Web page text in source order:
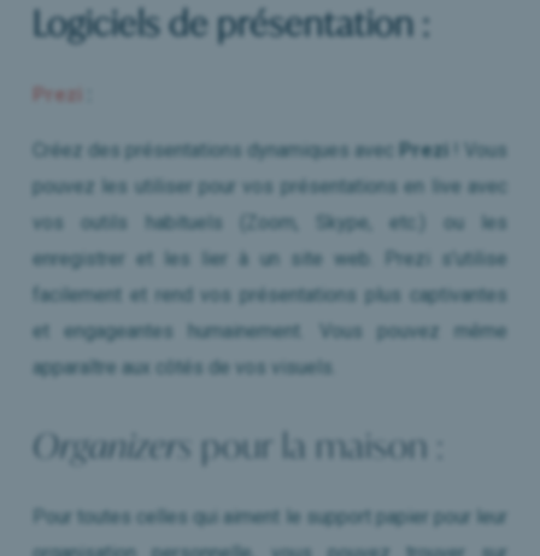
Logiciels de présentation :
Prezi
Créez des présentations dynamiques avec Prezi
! Vous
pouvez les utiliser pour vos présentations en live avec
vos outils habituels (Zoom, Skype, etc.) ou les
enregistrer et les lier à un site web. Prezi s’utilise
facilement et rend vos présentations plus captivantes
et engageantes humainement. Vous pouvez même
apparaître aux côtés de vos visuels.
Organizers pour la maison :
Pour toutes celles qui aiment le support papier pour leur